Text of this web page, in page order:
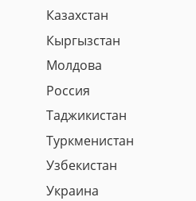
Казахстан
Кыргызстан
Молдова
Россия
Таджикистан
Туркменистан
Узбекистан
Украина